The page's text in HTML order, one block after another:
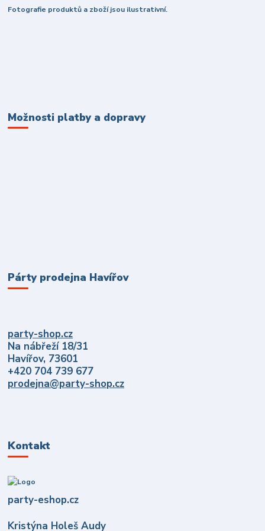
Fotografie produktů a zboží jsou ilustrativní.
Možnosti platby a dopravy
Párty prodejna Havířov
party-shop.cz
Na nábřeží 18/31
Havířov, 73601
+420 704 739 677
prodejna@party-shop.cz
Kontakt
party-eshop.cz
Kristýna Holeš Audy